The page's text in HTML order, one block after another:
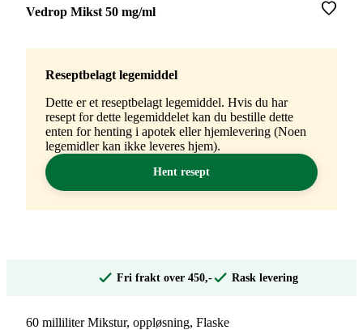
Merke:
Vedrop Mikst 50 mg/ml
Reseptbelagt legemiddel
Dette er et reseptbelagt legemiddel. Hvis du har
resept for dette legemiddelet kan du bestille dette
enten for henting i apotek eller hjemlevering (Noen
legemidler kan ikke leveres hjem).
Hent resept
Fri frakt over 450,- Rask levering
60 milliliter Mikstur, oppløsning, Flaske